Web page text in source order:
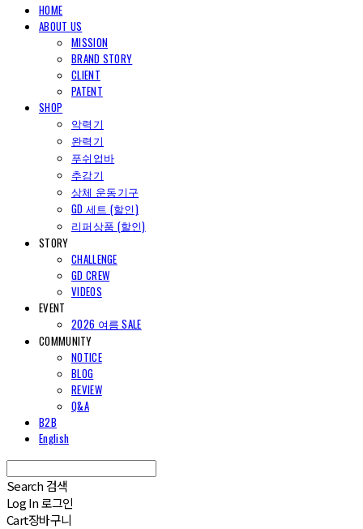
HOME
ABOUT US
MISSION
BRAND STORY
CLIENT
PATENT
SHOP
악력기
완력기
푸쉬업바
추감기
상체 운동기구
GD 세트 (할인)
리퍼상품 (할인)
STORY
CHALLENGE
GD CREW
VIDEOS
EVENT
2026 여름 SALE
COMMUNITY
NOTICE
BLOG
REVIEW
Q&A
B2B
English
Search 검색
Log In로그인
Cart장바구니